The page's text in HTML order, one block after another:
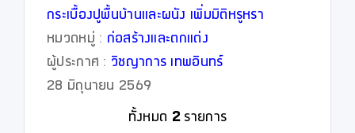
กระเบื้องปูพื้นบ้านและผนัง เพิ่มมิติหรูหรา
หมวดหมู่ : ก่อสร้างและตกแต่ง
ผู้ประกาศ :
วิชญาการ เทพอินทร์
28 มิถุนายน 2569
ทั้งหมด 2รายการ